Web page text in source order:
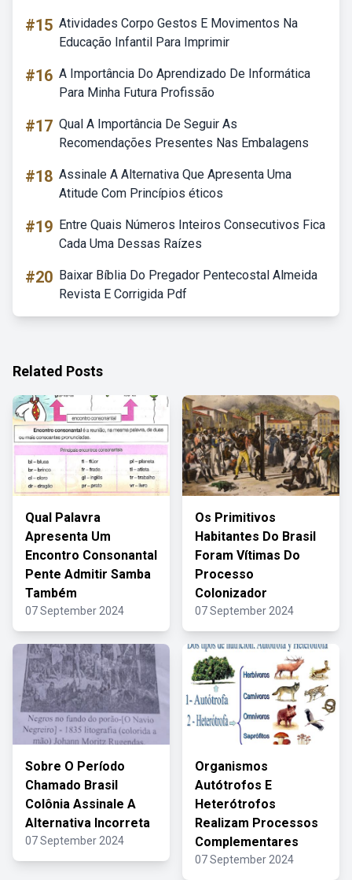
#15 Atividades Corpo Gestos E Movimentos Na
Educação Infantil Para Imprimir
#16 A Importância Do Aprendizado De Informática
Para Minha Futura Profissão
#17 Qual A Importância De Seguir As
Recomendações Presentes Nas Embalagens
#18 Assinale A Alternativa Que Apresenta Uma
Atitude Com Princípios éticos
#19 Entre Quais Números Inteiros Consecutivos Fica
Cada Uma Dessas Raízes
#20 Baixar Bíblia Do Pregador Pentecostal Almeida
Revista E Corrigida Pdf
Related Posts
Qual Palavra
Apresenta Um
Encontro Consonantal
Pente Admitir Samba
Também
07 September 2024
Os Primitivos
Habitantes Do Brasil
Foram Vítimas Do
Processo
Colonizador
07 September 2024
Sobre O Período
Chamado Brasil
Colônia Assinale A
Alternativa Incorreta
07 September 2024
Organismos
Autótrofos E
Heterótrofos
Realizam Processos
Complementares
07 September 2024